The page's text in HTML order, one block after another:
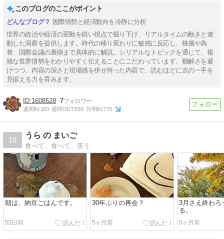
このブログのここがポイント
国際情勢と経済動向を冷静に分析
世界の政治や経済の変動を鋭い視点で掘り下げ、リアルタイムの動きと連
動した洞察を提供します。時代の移り変わりに敏感に反応し、株価や為
替、国際会議の裏側まで具体的に解説。シリアルなトピックを通じて、複
雑な世界情勢をわかりやすく伝えることにこだわっています。難解さを避
けつつ、内容の深さと現場感を併せ持った内容で、読むほどに次の一手を
見据える力を育みます。
1608528 7
週間IN:160 週間OUT:550 月間IN:770
18
うら の まいご
食べて、食べて、笑う
朝は、納豆ごはんです。
53日前
30年ぶりの再会？
5ヶ月前
3月さえ終わろ
る。
5ヶ月前